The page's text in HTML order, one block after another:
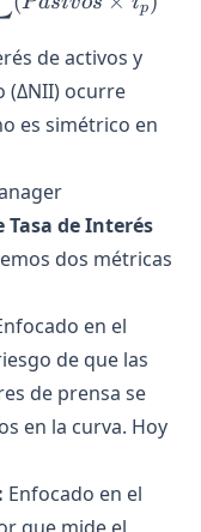
p
de activos y
(ΔNII) ocurre
es simétrico en
Tasa de Interés
dos métricas
en el
de que las
de prensa se
en la curva. Hoy
Enfocado en el